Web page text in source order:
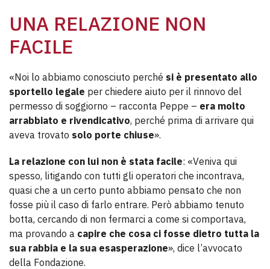
UNA RELAZIONE NON
FACILE
«Noi lo abbiamo conosciuto perché si è presentato allo
sportello legale per chiedere aiuto per il rinnovo del
permesso di soggiorno – racconta Peppe – era molto
arrabbiato e rivendicativo, perché prima di arrivare qui
aveva trovato solo porte chiuse».
La relazione con lui non è stata facile: «Veniva qui
spesso, litigando con tutti gli operatori che incontrava,
quasi che a un certo punto abbiamo pensato che non
fosse più il caso di farlo entrare. Però abbiamo tenuto
botta, cercando di non fermarci a come si comportava,
ma provando a capire che cosa ci fosse dietro tutta la
sua rabbia e la sua esasperazione», dice l’avvocato
della Fondazione.